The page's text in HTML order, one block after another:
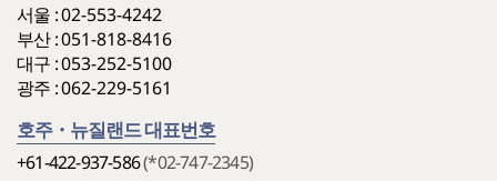
서울 :02-553-4242
부산 :051-818-8416
대구 :053-252-5100
광주 :062-229-5161
호주・뉴질랜드 대표번호
+61-422-937-586(*02-747-2345)